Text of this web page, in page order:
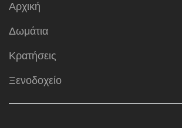
Αρχική
Δωμάτια
Κρατήσεις
Ξενοδοχείο